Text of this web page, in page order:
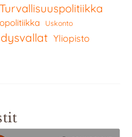
Turvallisuuspolitiikka
Uskonto
Yliopisto